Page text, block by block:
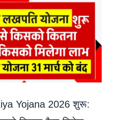
Yojana 2026 शुरू: